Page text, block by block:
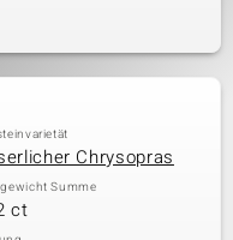
Chrysopras
Summe
ct